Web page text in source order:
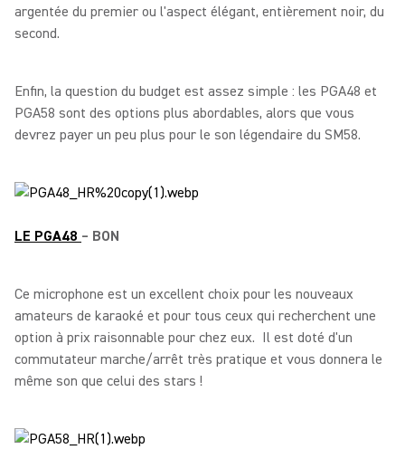
argentée du premier ou l'aspect élégant, entièrement noir, du
second.
Enfin, la question du budget est assez simple : les PGA48 et
PGA58 sont des options plus abordables, alors que vous
devrez payer un peu plus pour le son légendaire du SM58.
LE PGA48 – BON
Ce microphone est un excellent choix pour les nouveaux
amateurs de karaoké et pour tous ceux qui recherchent une
option à prix raisonnable pour chez eux. Il est doté d'un
commutateur marche/arrêt très pratique et vous donnera le
même son que celui des stars !